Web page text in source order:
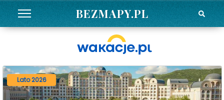
BEZMAPY.PL
Lato 2026